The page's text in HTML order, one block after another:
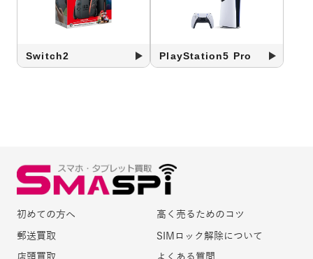
Switch2 PlayStation5 Pro
初めての方へ
郵送買取
高く売るためのコツ
SIMロック解除について